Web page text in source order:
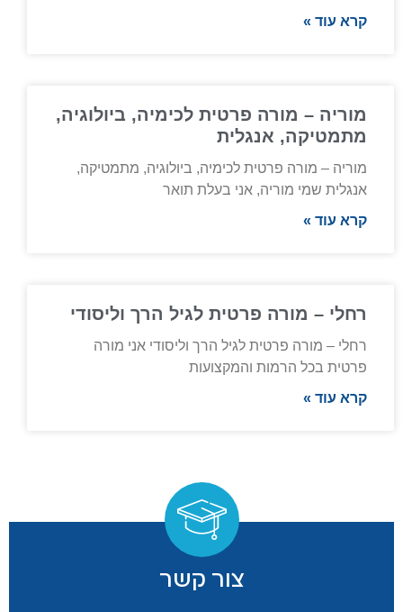
קרא עוד »
מוריה – מורה פרטית לכימיה, ביולוגיה,
מתמטיקה, אנגלית
מוריה – מורה פרטית לכימיה, ביולוגיה, מתמטיקה,
אנגלית שמי מוריה, אני בעלת תואר
קרא עוד »
רחלי – מורה פרטית לגיל הרך וליסודי
רחלי – מורה פרטית לגיל הרך וליסודי אני מורה
פרטית בכל הרמות והמקצועות
קרא עוד »
צור קשר